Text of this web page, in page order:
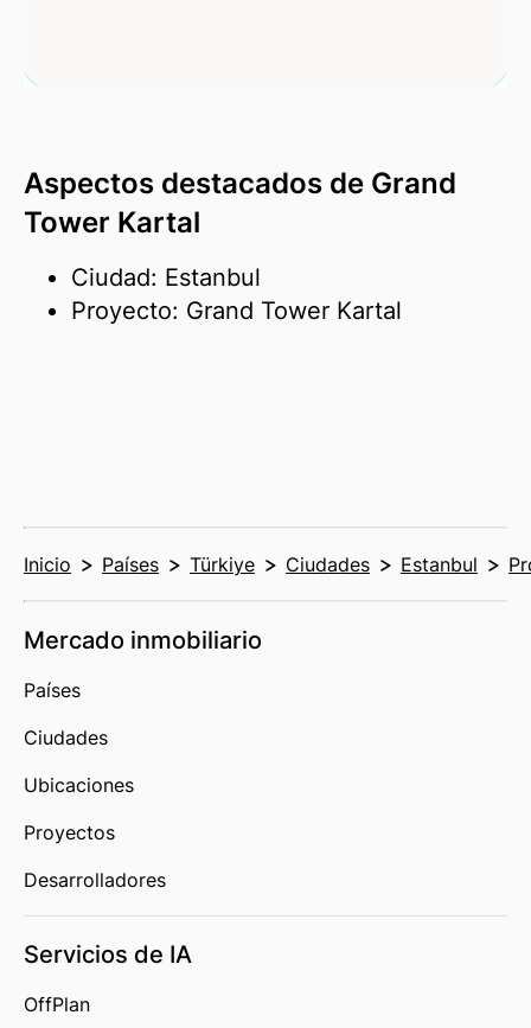
Aspectos destacados de Grand
Tower Kartal
Ciudad: Estanbul
Proyecto: Grand Tower Kartal
Inicio Países Türkiye Ciudades Estanbul
Mercado inmobiliario
Países
Ciudades
Ubicaciones
Proyectos
Desarrolladores
Servicios de IA
OffPlan